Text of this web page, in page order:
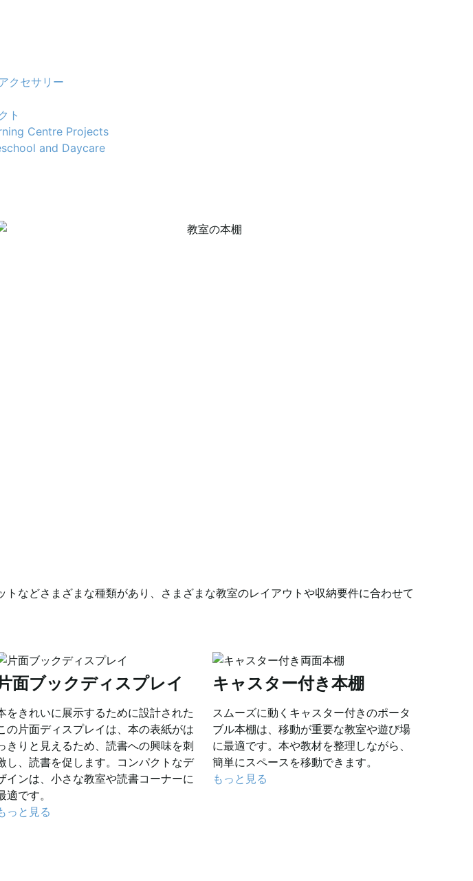
クセサリー
ト
Centre Projects
and Daycare
などさまざまな種類があり、さまざまな教室のレイアウトや収納要件に合わせて
面ブックディスプレイ
をきれいに展示するために設計された
の片面ディスプレイは、本の表紙がは
きりと見えるため、読書への興味を刺
し、読書を促します。コンパクトなデ
インは、小さな教室や読書コーナーに
適です。
っと見る
キャスター付き本棚
スムーズに動くキャスター付きのポータ
ブル本棚は、移動が重要な教室や遊び場
に最適です。本や教材を整理しながら、
簡単にスペースを移動できます。
もっと見る